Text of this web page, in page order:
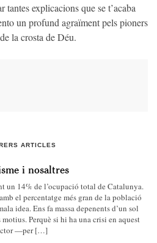
explicacions que se t’acaba
un profund agraïment pels pioners
la crosta de Déu.
ARTICLES
i nosaltres
un 14% de l’ocupació total de Catalunya.
el percentatge més gran de la població
idea. Ens fa massa depenents d’un sol
Perquè si hi ha una crisi en aquest
—per […]